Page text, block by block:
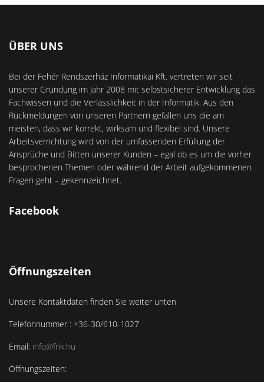
ÜBER UNS
Bei der Fehér Rendszerház Informatikai Kft. vertreten wir seit
unserer Gründung im Jahr 2008 mit selbstsicherer Entwicklung das
Fachwissen und die Verlässlichkeit in der Informatik. Aus den
Rückmeldungen von unseren Partnern gefallen uns die am
meisten, dass wir korrekt, wirksam und flexibel sind. Unsere
Arbeitsverrichtung wird von der umfassenden Erfüllung der
Ansprüche und Bitten unserer Kunden – egal ob es um die vorher
besprochenen Themen oder während der Arbeit aufgekommenen
Fragen geht – gekennzeichnet.
Facebook
Öffnungszeiten
Unsere Kontaktdaten finden Sie weiter unten
Telefonnummer : +36-30/610-1027
Email: info@frik.hu
Öffnungszeiten: